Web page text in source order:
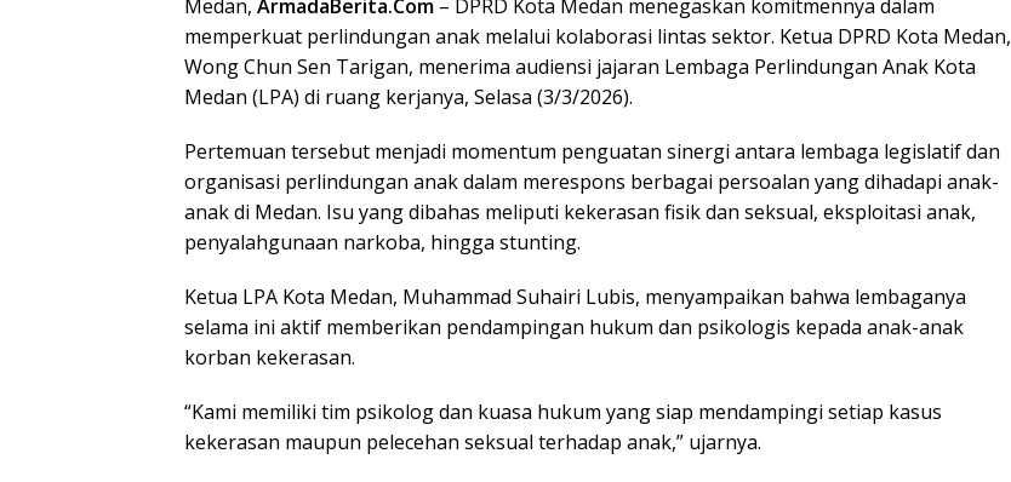
c
e
b
o
k
i
t
t
r
n
k
e
I
n
n
e
a
t
s
p
p
Medan, ArmadaBerita.Com – DPRD Kota Medan menegaskan komitmennya dalam
memperkuat perlindungan anak melalui kolaborasi lintas sektor. Ketua DPRD Kota Medan,
Wong Chun Sen Tarigan, menerima audiensi jajaran Lembaga Perlindungan Anak Kota
Medan (LPA) di ruang kerjanya, Selasa (3/3/2026).
Pertemuan tersebut menjadi momentum penguatan sinergi antara lembaga legislatif dan
organisasi perlindungan anak dalam merespons berbagai persoalan yang dihadapi anak-
anak di Medan. Isu yang dibahas meliputi kekerasan fisik dan seksual, eksploitasi anak,
penyalahgunaan narkoba, hingga stunting.
Ketua LPA Kota Medan, Muhammad Suhairi Lubis, menyampaikan bahwa lembaganya
selama ini aktif memberikan pendampingan hukum dan psikologis kepada anak-anak
korban kekerasan.
“Kami memiliki tim psikolog dan kuasa hukum yang siap mendampingi setiap kasus
kekerasan maupun pelecehan seksual terhadap anak,” ujarnya.